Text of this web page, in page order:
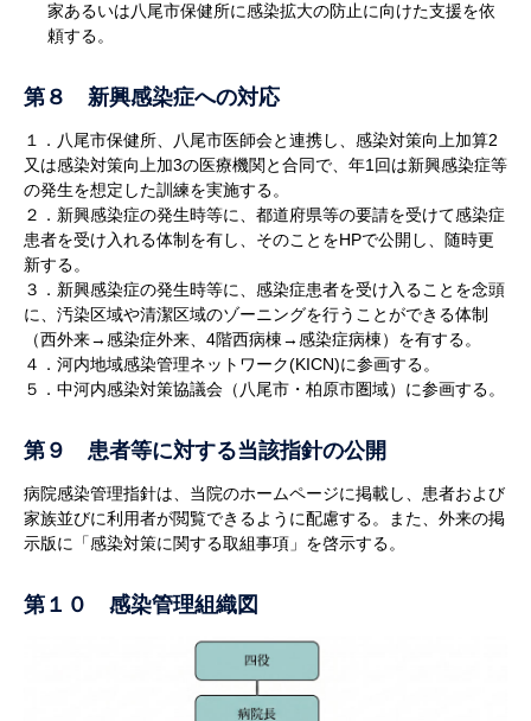
家あるいは八尾市保健所に感染拡大の防止に向けた支援を依
頼する。
第８ 新興感染症への対応
１．八尾市保健所、八尾市医師会と連携し、感染対策向上加算2
又は感染対策向上加3の医療機関と合同で、年1回は新興感染症等
の発生を想定した訓練を実施する。
２．新興感染症の発生時等に、都道府県等の要請を受けて感染症
患者を受け入れる体制を有し、そのことをHPで公開し、随時更
新する。
３．新興感染症の発生時等に、感染症患者を受け入ることを念頭
に、汚染区域や清潔区域のゾーニングを行うことができる体制
（西外来→感染症外来、4階西病棟→感染症病棟）を有する。
４．河内地域感染管理ネットワーク(KICN)に参画する。
５．中河内感染対策協議会（八尾市・柏原市圏域）に参画する。
第９ 患者等に対する当該指針の公開
病院感染管理指針は、当院のホームページに掲載し、患者および
家族並びに利用者が閲覧できるように配慮する。また、外来の掲
示版に「感染対策に関する取組事項」を啓示する。
第１０ 感染管理組織図